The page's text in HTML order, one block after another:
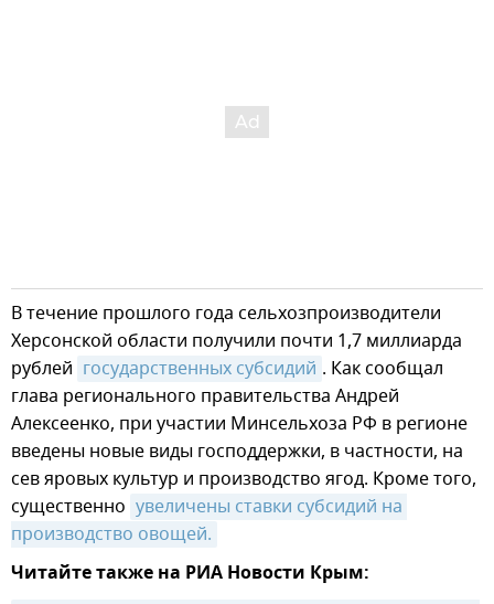
В течение прошлого года сельхозпроизводители
Херсонской области получили почти 1,7 миллиарда
рублей государственных субсидий . Как сообщал
глава регионального правительства Андрей
Алексеенко, при участии Минсельхоза РФ в регионе
введены новые виды господдержки, в частности, на
сев яровых культур и производство ягод. Кроме того,
существенно увеличены ставки субсидий на
производство овощей.
Читайте также на РИА Новости Крым: